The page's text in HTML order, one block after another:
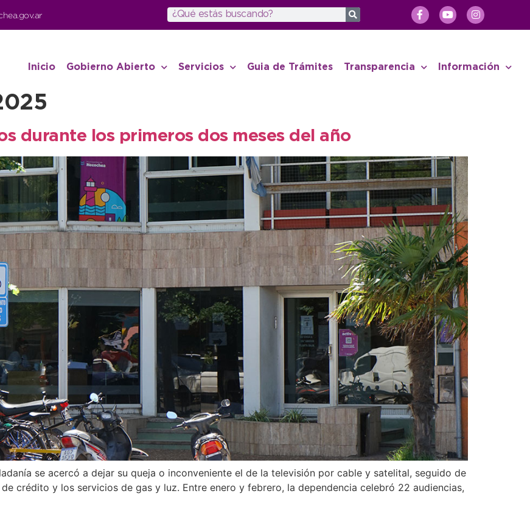
Inicio Gobierno Abierto Servicios Guia de Trámites Transparencia Información
durante los primeros dos meses del año
se acercó a dejar su queja o inconveniente el de la televisión por cable y satelital, seguido de
crédito y los servicios de gas y luz. Entre enero y febrero, la dependencia celebró 22 audiencias,